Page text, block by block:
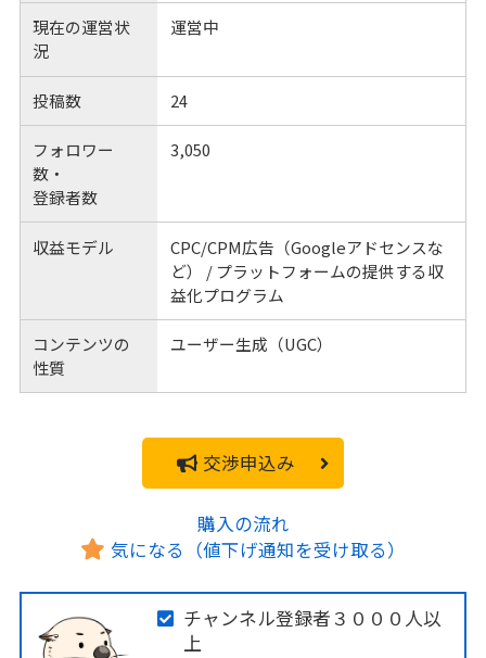
現在の運営状
況
運営中
投稿数 24
フォロワー
数・
登録者数
3,050
収益モデル
CPC/CPM広告（Googleアドセンスな
ど） / プラットフォームの提供する収
益化プログラム
コンテンツの
性質
ユーザー生成（UGC）
交渉申込み
購入の流れ
気になる（値下げ通知を受け取る）
チャンネル登録者３０００人以
上